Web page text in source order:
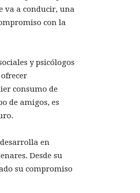
va a conducir, una
con la
y psicólogos
consumo de
de amigos, es
en
Desde su
su compromiso